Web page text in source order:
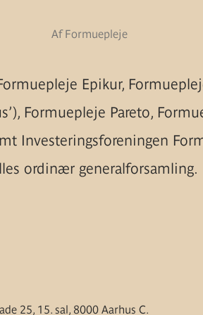
Af Formuepleje
Epikur,
Formuepleje Pareto,
Investeringsforeningen
ordinær generalforsamling.
25, 15. sal, 8000 Aarhus C.